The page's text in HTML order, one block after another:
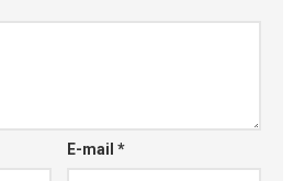
E-mail*